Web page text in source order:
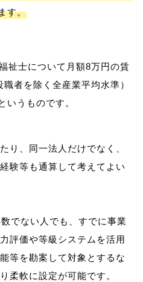
す。
祉士について月額8万円の賃
者を除く全産業平均水準）
り、同一法人だけでなく、
験等も通算して考えてよい
でない人でも、すでに事業
評価や等級システムを活用
等を勘案して対象とするな
柔軟に設定が可能です。